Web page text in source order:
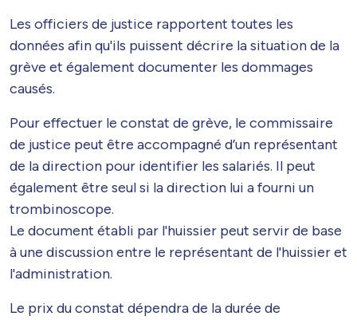
Les officiers de justice rapportent toutes les
données afin qu'ils puissent décrire la situation de la
grève et également documenter les dommages
causés.
Pour effectuer le constat de grève, le commissaire
de justice peut être accompagné d’un représentant
de la direction pour identifier les salariés. Il peut
également être seul si la direction lui a fourni un
trombinoscope.
Le document établi par l'huissier peut servir de base
à une discussion entre le représentant de l'huissier et
l'administration.
Le prix du constat dépendra de la durée de